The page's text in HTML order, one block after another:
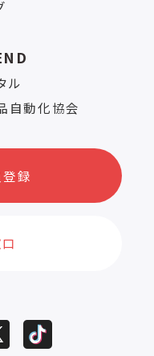
ル
自動化協会
録